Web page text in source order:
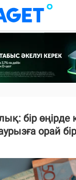
бір өңірде
орай